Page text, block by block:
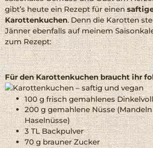
gibt’s heute ein Rezept für einen
Karottenkuchen. Denn die Karotten
Jänner ebenfalls auf meinem
zum Rezept:
Für den Karottenkuchen braucht ihr
100 g frisch gemahlenes
200 g gemahlene Nüsse
Haselnüsse)
3 TL Backpulver
70 g brauner Zucker